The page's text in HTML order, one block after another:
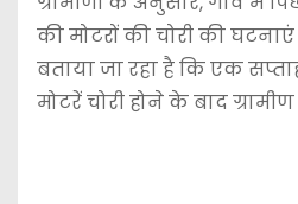
की मोटरों की चोरी की घटनाएं
बताया जा रहा है कि एक
मोटरें चोरी होने के बाद